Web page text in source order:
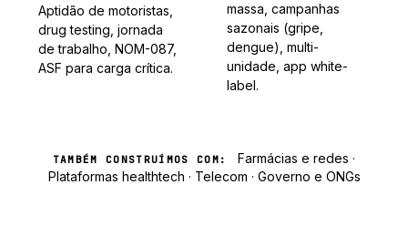
Aptidão de motoristas,
drug testing, jornada
de trabalho, NOM-087,
ASF para carga crítica.
massa, campanhas
sazonais (gripe,
dengue), multi-
unidade, app white-
label.
TAMBÉM CONSTRUÍMOS COM:
Farmácias e redes ·
Plataformas healthtech · Telecom · Governo e ONGs